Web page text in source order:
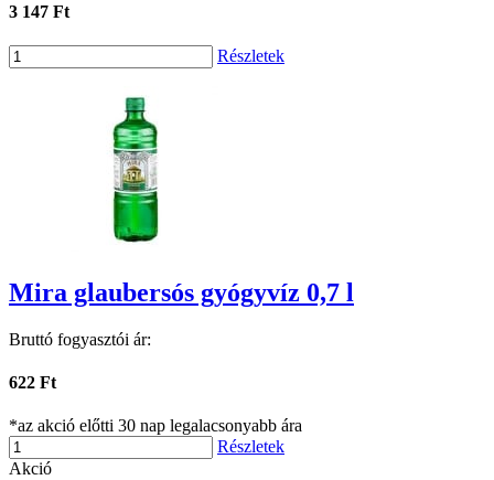
3 147 Ft
Részletek
Mira glaubersós gyógyvíz 0,7 l
Bruttó fogyasztói ár:
622 Ft
*az akció előtti 30 nap legalacsonyabb ára
Részletek
Akció